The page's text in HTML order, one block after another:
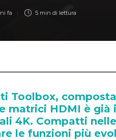
fa 5 min di lettura
Toolbox,
matrici HDMI è già
4K. Compatti
le funzioni più